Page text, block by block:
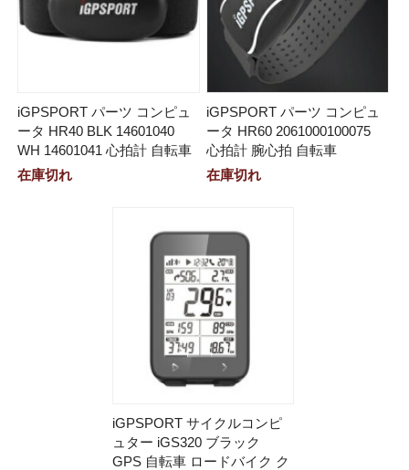
iGPSPORT パーツ コンピュ
ータ HR40 BLK 14601040
WH 14601041 心拍計 自転車
在庫切れ
iGPSPORT パーツ コンピュ
ータ HR60 2061000100075
心拍計 腕心拍 自転車
在庫切れ
iGPSPORT サイクルコンピ
ュター iGS320 ブラック
GPS 自転車 ロードバイク ク